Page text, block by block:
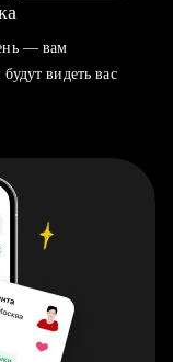
— вам
видеть вас